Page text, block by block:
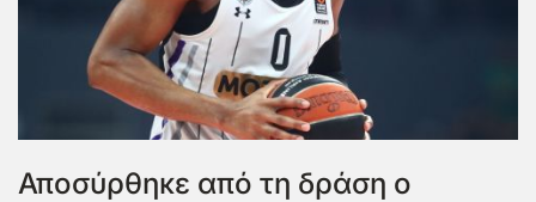
Αποσύρθηκε από τη δράση ο